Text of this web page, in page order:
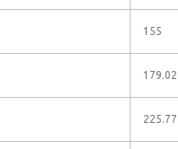
155
179.02
225.77